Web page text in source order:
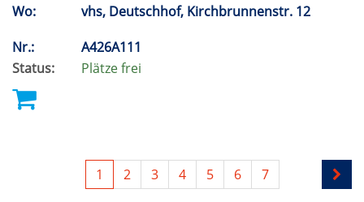
Wo:
vhs, Deutschhof, Kirchbrunnenstr. 12
Nr.:
A426A111
Status:
Plätze frei
1 2 3 4 5 6 7